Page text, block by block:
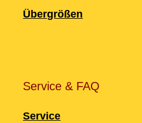
Übergrößen
Service & FAQ
Service